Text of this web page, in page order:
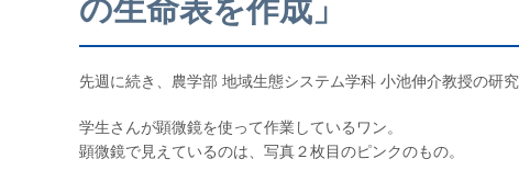
の生命表を作成」
先週に続き、農学部 地域生態システム学科 小池伸介教授の研究
学生さんが顕微鏡を使って作業しているワン。
顕微鏡で見えているのは、写真２枚目のピンクのもの。